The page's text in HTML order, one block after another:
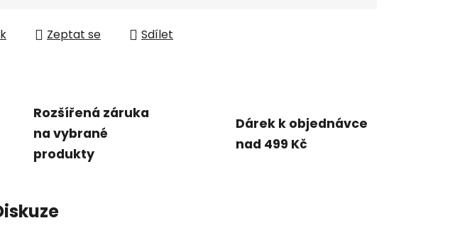
Zeptat se Sdílet
Rozšířená záruka
na vybrané
produkty
Dárek k objednávce
nad 499 Kč